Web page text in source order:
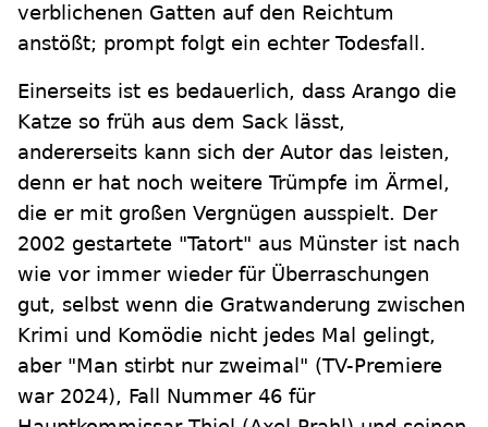
verblichenen Gatten auf den Reichtum
anstößt; prompt folgt ein echter Todesfall.
Einerseits ist es bedauerlich, dass Arango die
Katze so früh aus dem Sack lässt,
andererseits kann sich der Autor das leisten,
denn er hat noch weitere Trümpfe im Ärmel,
die er mit großen Vergnügen ausspielt. Der
2002 gestartete "Tatort" aus Münster ist nach
wie vor immer wieder für Überraschungen
gut, selbst wenn die Gratwanderung zwischen
Krimi und Komödie nicht jedes Mal gelingt,
aber "Man stirbt nur zweimal" (TV-Premiere
war 2024), Fall Nummer 46 für